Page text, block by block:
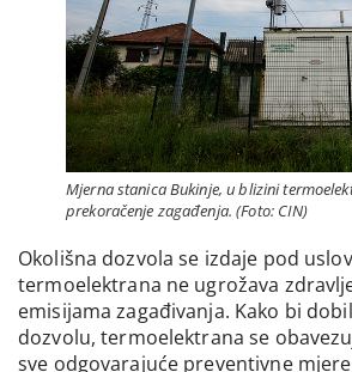
Mjerna stanica Bukinje, u blizini
prekoračenje zagađenja. (Foto: CIN)
Okolišna dozvola se izdaje pod
termoelektrana ne ugrožava
emisijama zagađivanja. Kako bi
dozvolu, termoelektrana se
sve odgovarajuće preventivne